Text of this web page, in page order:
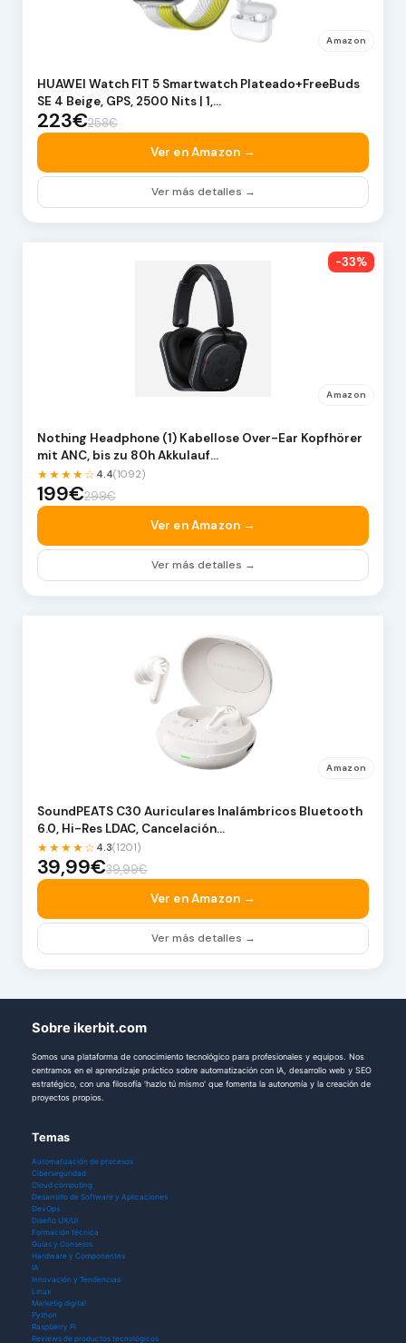
Amazon
HUAWEI Watch FIT 5 Smartwatch Plateado+FreeBuds
SE 4 Beige, GPS, 2500 Nits | 1,…
223€258€
Ver en Amazon →
Ver más detalles →
-33%
Amazon
Nothing Headphone (1) Kabellose Over-Ear Kopfhörer
mit ANC, bis zu 80h Akkulauf…
★★★★☆ 4.4(1092)
199€299€
Ver en Amazon →
Ver más detalles →
Amazon
SoundPEATS C30 Auriculares Inalámbricos Bluetooth
6.0, Hi-Res LDAC, Cancelación…
★★★★☆ 4.3(1201)
39,99€39,99€
Ver en Amazon →
Ver más detalles →
Sobre ikerbit.com
Somos una plataforma de conocimiento tecnológico para profesionales y equipos. Nos
centramos en el aprendizaje práctico sobre automatización con IA, desarrollo web y SEO
estratégico, con una filosofía 'hazlo tú mismo' que fomenta la autonomía y la creación de
proyectos propios.
Temas
Automatización de procesos
Ciberseguridad
Cloud computing
Desarrollo de Software y Aplicaciones
DevOps
Diseño UX/UI
Formación técnica
Guías y Consejos
Hardware y Componentes
IA
Innovación y Tendencias
Linux
Marketig digital
Python
Raspberry Pi
Reviews de productos tecnológicos